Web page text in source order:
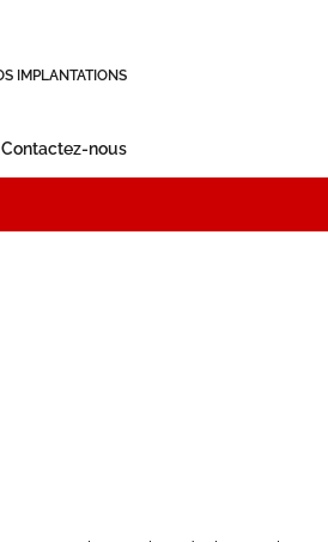
IMPLANTATIONS
Contactez-nous